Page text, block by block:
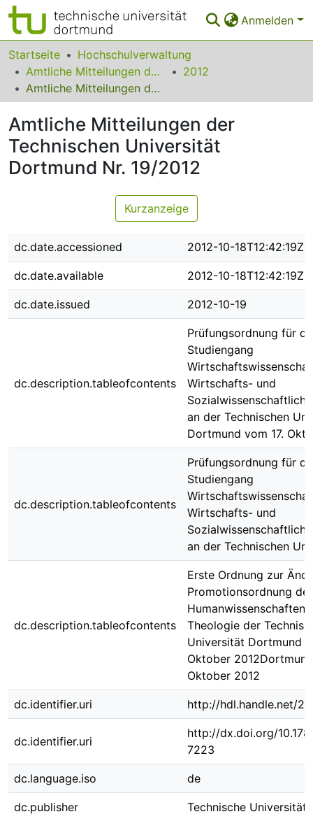
Anmelden
Bereiche & Sammlungen
Das gesamte Repositorium
FAQ
Leitlinien
Zurück zur Startseite
Startseite
Hochschulverwaltung
Amtliche Mitteilungen der Technischen Universität Dortmund
2012
Amtliche Mitteilungen der Technischen Universität Dortmund Nr. 19/2012
Amtliche Mitteilungen der
Technischen Universität
Dortmund Nr. 19/2012
Kurzanzeige
dc.date.accessioned 2012-10-18T12:42:19Z
dc.date.available 2012-10-18T12:42:19Z
dc.date.issued 2012-10-19
dc.description.tableofcontents
Prüfungsordnung für
Studiengang
Wirtschafts- und
an der Technischen
Dortmund vom 17.
dc.description.tableofcontents
Prüfungsordnung für
Studiengang
Wirtschafts- und
an der Technischen
dc.description.tableofcontents
Erste Ordnung zur
Promotionsordnung
Humanwissenschaften
Theologie der
Universität Dortmund
Oktober
Oktober 2012
dc.identifier.uri http://hdl.handle.net/
dc.identifier.uri
http://dx.doi.org/
7223
dc.language.iso de
dc.publisher Technische Universität